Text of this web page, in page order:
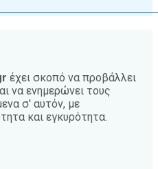
έχει σκοπό να προβάλλει
να ενημερώνει τους
σ' αυτόν, με
και εγκυρότητα.